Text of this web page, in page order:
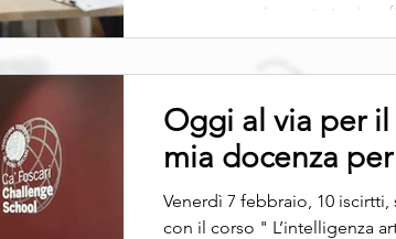
programmazione
ultimi anni, anche grazie al
Oggi al via per
mia docenza
Venerdì 7 febbraio, 10
con il corso " L’intelligenza